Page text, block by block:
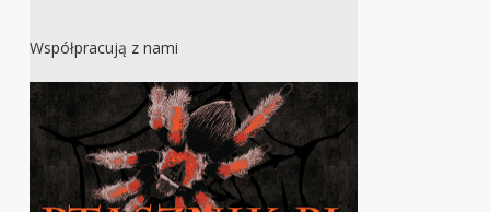
Współpracują z nami